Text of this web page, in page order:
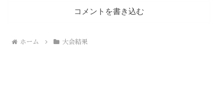
コメントを書き込む
ホーム 大会結果